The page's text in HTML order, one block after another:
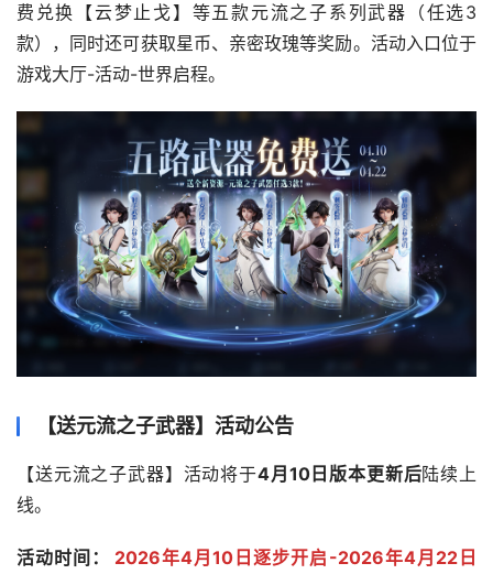
费兑换【云梦止戈】等五款元流之子系列武器（任选3
款），同时还可获取星币、亲密玫瑰等奖励。活动入口位于
游戏大厅-活动-世界启程。
【送元流之子武器】活动公告
【送元流之子武器】活动将于4月10日版本更新后陆续上
线。
活动时间：
2026年4月10日逐步开启-2026年4月22日